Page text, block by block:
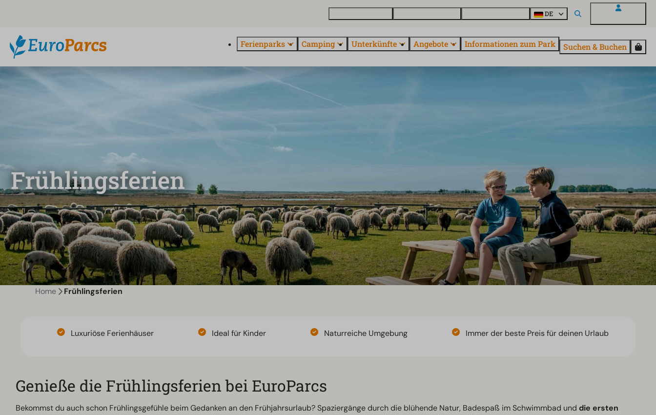
DE
Ferienparks Camping Unterkünfte Angebote Informationen zum Park Suchen & Buchen
Frühlingsferien
Home Frühlingsferien
Luxuriöse Ferienhäuser Ideal für Kinder Naturreiche Umgebung Immer der beste Preis für deinen Urlaub
Genieße die Frühlingsferien bei EuroParcs
Bekommst du auch schon Frühlingsgefühle beim Gedanken an den Frühjahrsurlaub? Spaziergänge durch die blühende Natur, Badespaß im Schwimmbad unddie ersten